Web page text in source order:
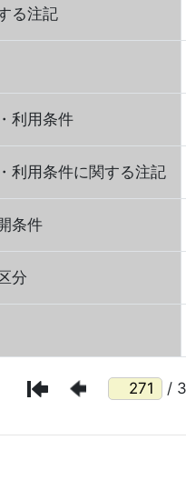
る注記
利用条件
利用条件に関する注記
条件
分
/